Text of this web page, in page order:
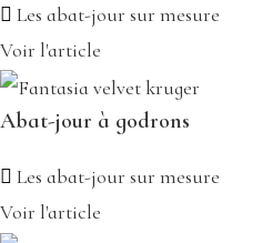
Les abat-jour sur mesure
Voir l'article
Abat-jour à godrons
Les abat-jour sur mesure
Voir l'article